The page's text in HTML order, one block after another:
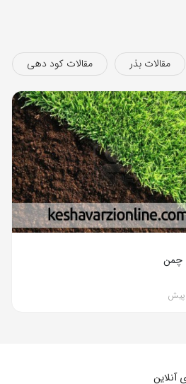
مقالات بذر مقالات کود دهی
چمن
آنلاین